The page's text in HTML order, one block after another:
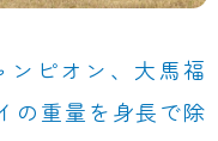
ンピオン、大馬福
の重量を身長で除